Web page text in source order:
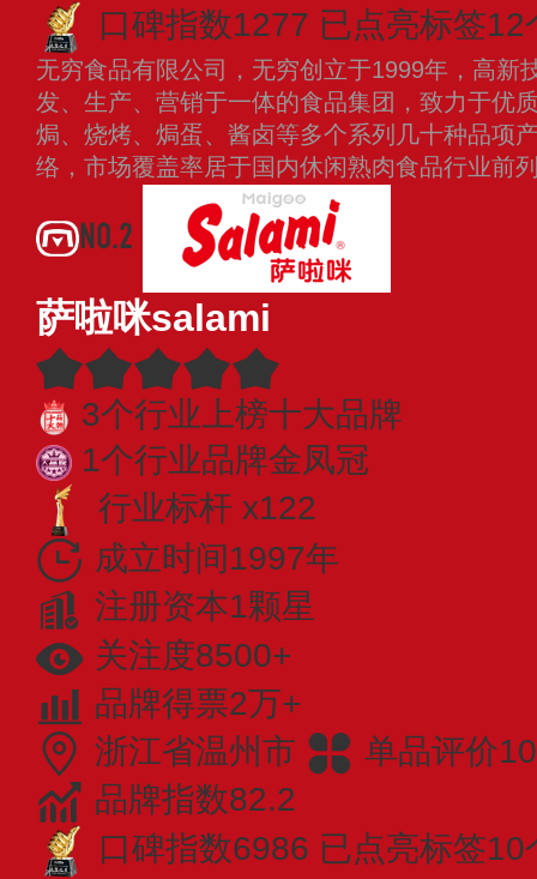
口碑指数1277 已点亮标签12
无穷食品有限公司，无穷创立于1999年，高新
发、生产、营销于一体的食品集团，致力于优
焗、烧烤、焗蛋、酱卤等多个系列几十种品项
络，市场覆盖率居于国内休闲熟肉食品行业前
NO.2
萨啦咪salami
3个行业上榜十大品牌
1个行业品牌金凤冠
行业标杆 x122
成立时间1997年
注册资本1颗星
关注度8500+
品牌得票2万+
浙江省温州市
单品评价
品牌指数82.2
口碑指数6986 已点亮标签10